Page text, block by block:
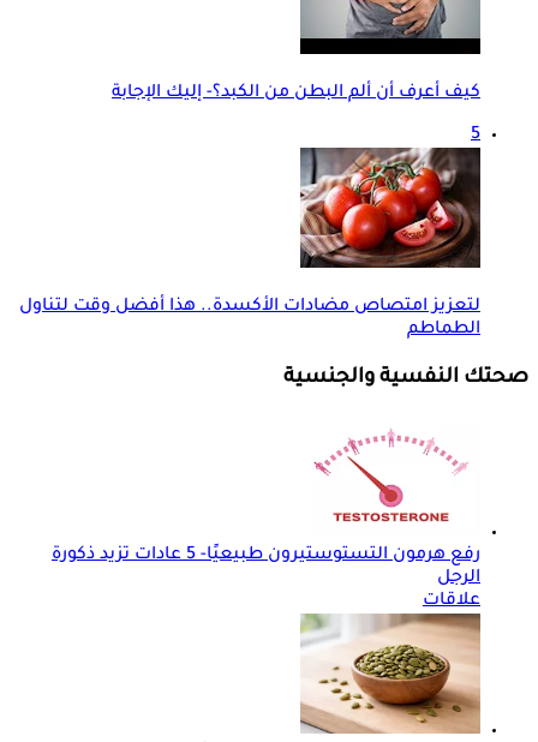
كيف أعرف أن ألم البطن من الكبد؟- إليك الإجابة
5
لتعزيز امتصاص مضادات الأكسدة.. هذا أفضل وقت لتناول
الطماطم
صحتك النفسية والجنسية
رفع هرمون التستوستيرون طبيعيًا- 5 عادات تزيد ذكورة
الرجل
علاقات